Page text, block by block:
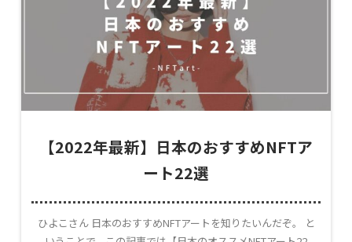
【2022年最新】日本のおすすめNFTア
ート22選
ひよこさん 日本のおすすめNFTアートを知りたいんだぞ。 と